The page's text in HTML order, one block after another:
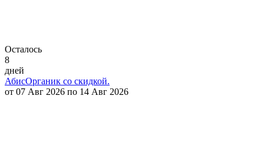
Осталось
8
дней
АбисОрганик со скидкой.
от 07 Авг 2026 по 14 Авг 2026